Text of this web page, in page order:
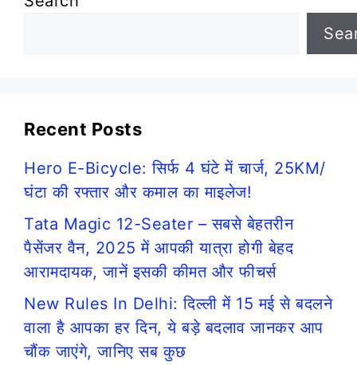
Recent Posts
Hero E-Bicycle: सिर्फ 4 घंटे में चार्ज, 25KM/
घंटा की रफ्तार और कमाल का माइलेज!
Tata Magic 12-Seater – सबसे बेहतरीन
पैसेंजर वैन, 2025 में आपकी यात्रा होगी बेहद
आरामदायक, जानें इसकी कीमत और फीचर्स
New Rules In Delhi: दिल्ली में 15 मई से बदलने
वाला है आपका हर दिन, ये बड़े बदलाव जानकर आप
चौंक जाएंगे, जानिए सब कुछ